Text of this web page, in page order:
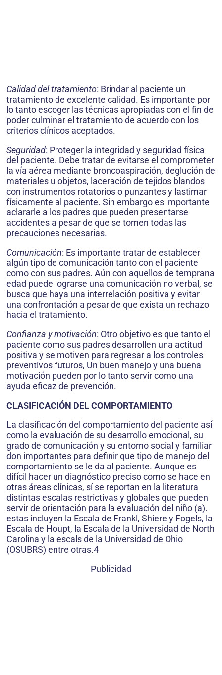
Calidad del tratamiento: Brindar al paciente un
tratamiento de excelente calidad. Es importante por
lo tanto escoger las técnicas apropiadas con el fin de
poder culminar el tratamiento de acuerdo con los
criterios clínicos aceptados.
Seguridad: Proteger la integridad y seguridad física
del paciente. Debe tratar de evitarse el comprometer
la vía aérea mediante broncoaspiración, deglución de
materiales u objetos, laceración de tejidos blandos
con instrumentos rotatorios o punzantes y lastimar
físicamente al paciente. Sin embargo es importante
aclararle a los padres que pueden presentarse
accidentes a pesar de que se tomen todas las
precauciones necesarias.
Comunicación: Es importante tratar de establecer
algún tipo de comunicación tanto con el paciente
como con sus padres. Aún con aquellos de temprana
edad puede lograrse una comunicación no verbal, se
busca que haya una interrelación positiva y evitar
una confrontación a pesar de que exista un rechazo
hacia el tratamiento.
Confianza y motivación: Otro objetivo es que tanto el
paciente como sus padres desarrollen una actitud
positiva y se motiven para regresar a los controles
preventivos futuros, Un buen manejo y una buena
motivación pueden por lo tanto servir como una
ayuda eficaz de prevención.
CLASIFICACIÓN DEL COMPORTAMIENTO
La clasificación del comportamiento del paciente así
como la evaluación de su desarrollo emocional, su
grado de comunicación y su entorno social y familiar
don importantes para definir que tipo de manejo del
comportamiento se le da al paciente. Aunque es
difícil hacer un diagnóstico preciso como se hace en
otras áreas clínicas, sí se reportan en la literatura
distintas escalas restrictivas y globales que pueden
servir de orientación para la evaluación del niño (a).
estas incluyen la Escala de Frankl, Shiere y Fogels, la
Escala de Houpt, la Escala de la Universidad de North
Carolina y la escals de la Universidad de Ohio
(OSUBRS) entre otras.4
Publicidad